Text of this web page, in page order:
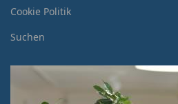
Cookie Politik
Suchen